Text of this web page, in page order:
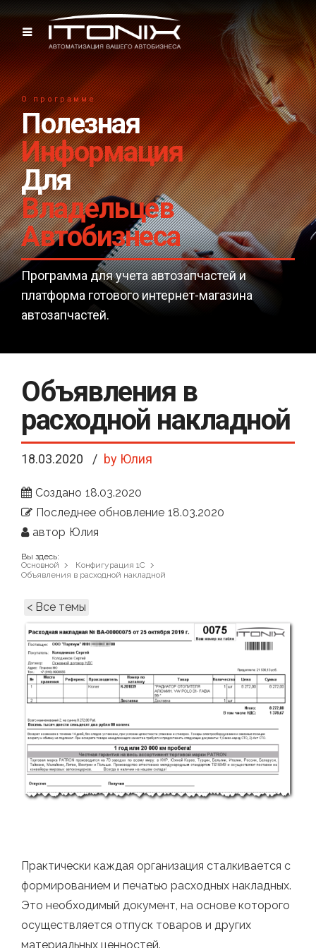
О программе
Полезная
Информация
Для
Владельцев
Автобизнеса
Программа для учета автозапчастей и
платформа готового интернет-магазина
автозапчастей.
Объявления в
расходной накладной
18.03.2020 by Юлия
Создано 18.03.2020
Последнее обновление 18.03.2020
автор Юлия
Вы здесь:
Основной
Конфигурация 1С
Объявления в расходной накладной
< Все темы
Практически каждая организация сталкивается с
формированием и печатью расходных накладных.
Это необходимый документ, на основе которого
осуществляется отпуск товаров и других
материальных ценностей.